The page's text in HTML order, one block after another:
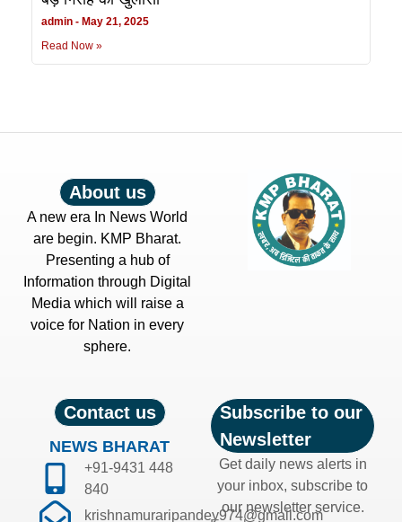
admin
May 21, 2025
Read Now »
About us
A new era In News World
are begin. KMP Bharat.
Presenting a hub of
Information through Digital
Media which will raise a
voice for Nation in every
sphere.
Contact us
NEWS BHARAT
+91-9431 448
840
krishnamuraripandey974@gmail.com
Subscribe to our
Newsletter
Get daily news alerts in
your inbox, subscribe to
our newsletter service.